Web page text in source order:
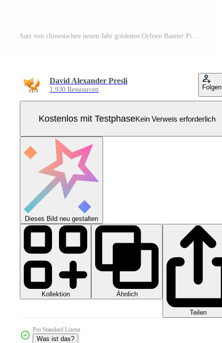
Satz von chinesischen neuen Jahr goldenen Ochsen Banner Pro Vektor
David Alexander Presli
1.930 Ressourcen Folgen
Kostenlos mit TestphaseKein Verweis erforderlich
Dieses Bild neu gestalten
Kollektion Ähnlich
Teilen
Pro Standard Lizenz
Was ist das?